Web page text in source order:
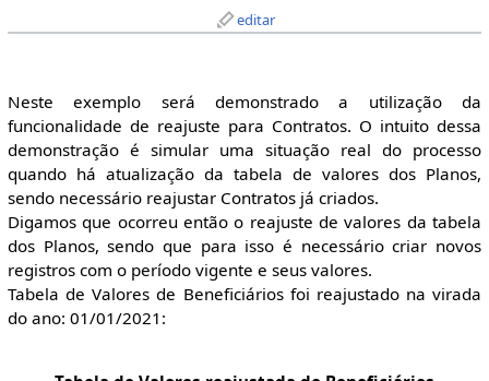
editar
Neste exemplo será demonstrado a utilização da
funcionalidade de reajuste para Contratos. O intuito dessa
demonstração é simular uma situação real do processo
quando há atualização da tabela de valores dos Planos,
sendo necessário reajustar Contratos já criados.
Digamos que ocorreu então o reajuste de valores da tabela
dos Planos, sendo que para isso é necessário criar novos
registros com o período vigente e seus valores.
Tabela de Valores de Beneficiários foi reajustado na virada
do ano: 01/01/2021: